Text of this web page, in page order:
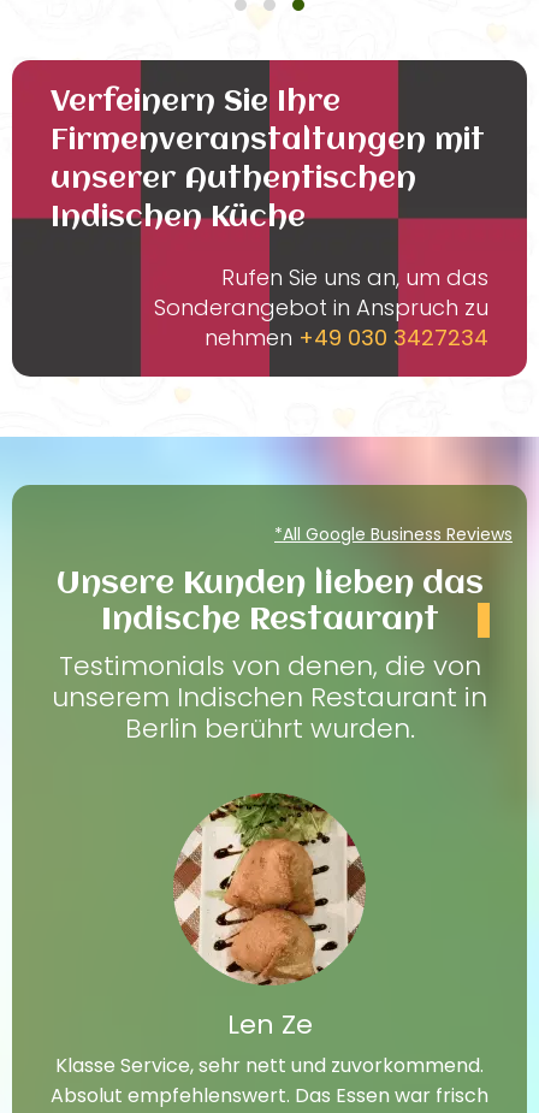
Verfeinern Sie Ihre
Firmenveranstaltungen mit
unserer Authentischen
Indischen Küche
Rufen Sie uns an, um das
Sonderangebot in Anspruch zu
nehmen +49 030 3427234
*All Google Business Reviews
Unsere Kunden lieben das
Indische Restaurant
Testimonials von denen, die von
unserem Indischen Restaurant in
Berlin berührt wurden.
Len Ze
Klasse Service, sehr nett und zuvorkommend.
Absolut empfehlenswert. Das Essen war frisch